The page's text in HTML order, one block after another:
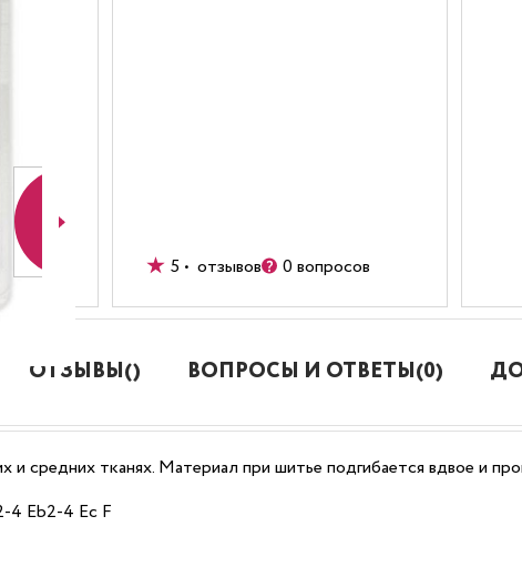
5 • отзывов 0 вопросов
ОТЗЫВЫ() ВОПРОСЫ И ОТВЕТЫ(0)
и средних тканях. Материал при шитье подгибается вдвое и
4 Eb2-4 Ec F